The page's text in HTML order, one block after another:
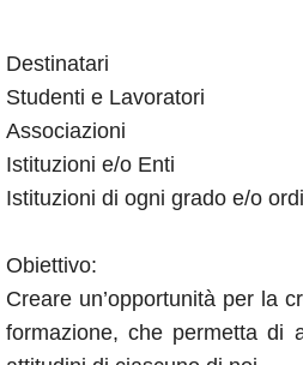
Destinatari
Studenti e Lavoratori
Associazioni
Istituzioni e/o Enti
Istituzioni di ogni grado e/o
Obiettivo:
Creare un’opportunità per la
formazione, che permetta di